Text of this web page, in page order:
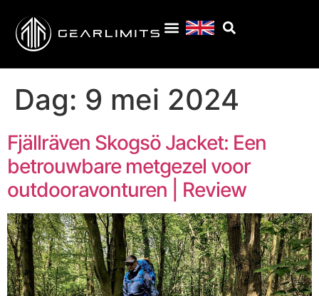
Dag: 9 mei 2024
Fjällräven Skogsö Jacket: Een
betrouwbare metgezel voor
outdooravonturen | Review